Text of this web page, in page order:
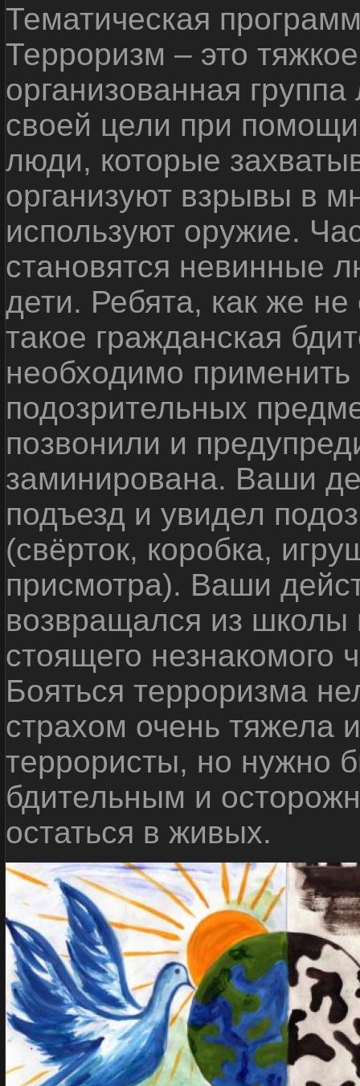
Тематическая
Терроризм – это
организованная
своей цели при
люди, которые
организуют взрывы в
используют оружие.
становятся невинные
дети. Ребята, как же не
такое гражданская
необходимо
подозрительных
позвонили и
заминирована. Ваши
подъезд и увидел
(свёрток, коробка,
присмотра). Ваши
возвращался из школы
стоящего незнакомого
Бояться терроризма
страхом очень тяжела
террористы, но нужно
бдительным и
остаться в живых.